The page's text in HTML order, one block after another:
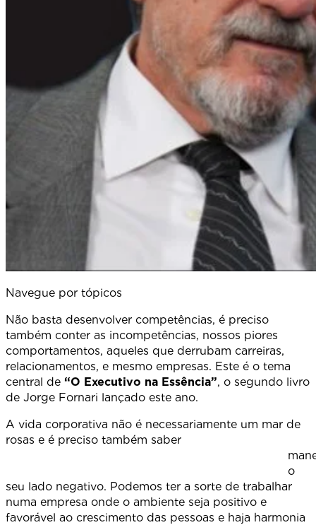
Navegue por tópicos
Não basta desenvolver competências, é preciso
também conter as incompetências, nossos piores
comportamentos, aqueles que derrubam carreiras,
relacionamentos, e mesmo empresas. Este é o tema
central de “O Executivo na Essência”, o segundo livro
de Jorge Fornari lançado este ano.
A vida corporativa não é necessariamente um mar de
rosas e é preciso também saber
o
seu lado negativo. Podemos ter a sorte de trabalhar
numa empresa onde o ambiente seja positivo e
favorável ao crescimento das pessoas e haja harmonia